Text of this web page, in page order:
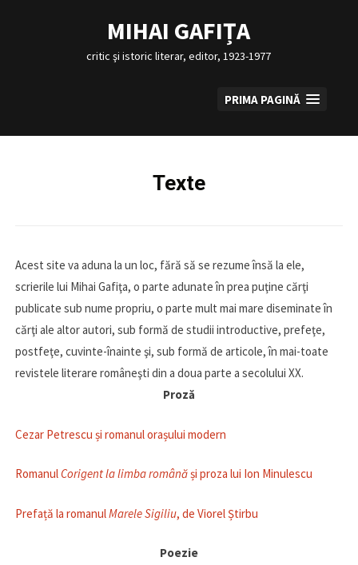
conținut
MIHAI GAFIȚA
critic şi istoric literar, editor, 1923-1977
PRIMA PAGINĂ
Texte
Acest site va aduna la un loc, fără să se rezume însă la ele,
scrierile lui Mihai Gafiţa, o parte adunate în prea puţine cărţi
publicate sub nume propriu, o parte mult mai mare diseminate în
cărţi ale altor autori, sub formă de studii introductive, prefeţe,
postfeţe, cuvinte-înainte şi, sub formă de articole, în mai-toate
revistele literare româneşti din a doua parte a secolului XX.
Proză
Cezar Petrescu și romanul orașului modern
RomanulCorigent la limba românăși proza lui Ion Minulescu
Prefață la romanulMarele Sigiliu, de Viorel Știrbu
Poezie